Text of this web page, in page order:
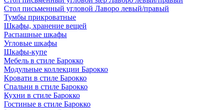
Стол письменный угловой Лаворо левый/правый
Тумбы прикроватные
Шкафы, хранение вещей
Распашные шкафы
Угловые шкафы
Шкафы-купе
Мебель в стиле Барокко
Модульные коллекции Барокко
Кровати в стиле Барокко
Спальни в стиле Барокко
Кухни в стиле Барокко
Гостиные в стиле Барокко